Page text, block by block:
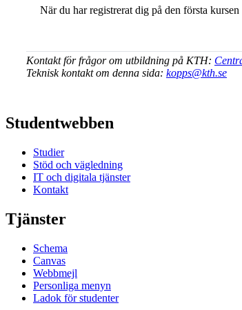
När du har registrerat dig på den första
Kontakt för frågor om utbildning på KTH:
Teknisk kontakt om denna sida: kopps@kth.se
Studentwebben
Studier
Stöd och vägledning
IT och digitala tjänster
Kontakt
Tjänster
Schema
Canvas
Webbmejl
Personliga menyn
Ladok för studenter